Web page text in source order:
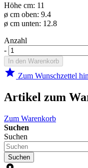
Höhe cm: 11
ø cm oben: 9.4
ø cm unten: 12.8
Anzahl
-
In den Warenkorb
star Zum Wunschzettel
Artikel zum
Zum Warenkorb
Suchen
Suchen
Suchen